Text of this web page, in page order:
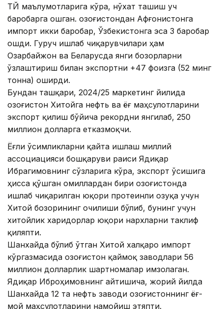
ҚТЙ маълумотларига кўра, нўхат ташиш уч
баробарга ошган. Қозоғистондан Афғонистонга
импорт икки баробар, Ўзбекистонга эса 3 баробар
ошди. Гуруч ишлаб чиқарувчилари ҳам
Озарбайжон ва Беларусда янги бозорларни
ўзлаштириш билан экспортни +47 фоизга (52 минг
тонна) оширди.
Бундан ташқари, 2024/25 маркетинг йилида
Қозоғистон Хитойга нефть ва ёғ маҳсулотларини
экспорт қилиш бўйича рекордни янгилаб, 250
миллион долларга етказмоқчи.
Ёғли ўсимликларни қайта ишлаш миллий
ассоциацияси бошқаруви раиси Ядиқар
Ибрагимовнинг сўзларига кўра, экспорт ўсишига
ҳисса қўшган омиллардан бири Қозоғистонда
ишлаб чиқарилган юқори протеинли озуқа учун
Хитой бозорининг очилиши бўлиб, бунинг учун
хитойлик харидорлар юқори нархларни таклиф
қиляпти.
Шанхайда бўлиб ўтган Хитой халқаро импорт
кўргазмасида Қозоғистон қаймоқ заводлари 56
миллион долларлик шартномалар имзолаган.
Ядиқар Иброҳимовнинг айтишича, жорий йилда
Шанхайда 12 та нефть заводи Қозоғистоннинг ёғ-
мой маҳсулотларини намойиш этяпти.